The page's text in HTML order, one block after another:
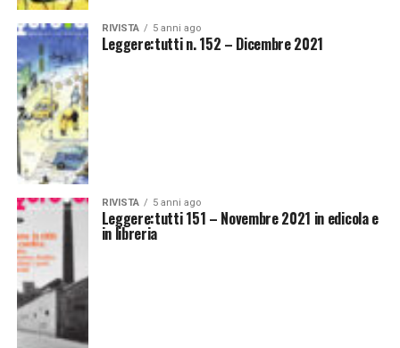
RIVISTA 5 anni ago
Leggere:tutti n. 152 – Dicembre 2021
RIVISTA 5 anni ago
Leggere:tutti 151 – Novembre 2021 in edicola e
in libreria